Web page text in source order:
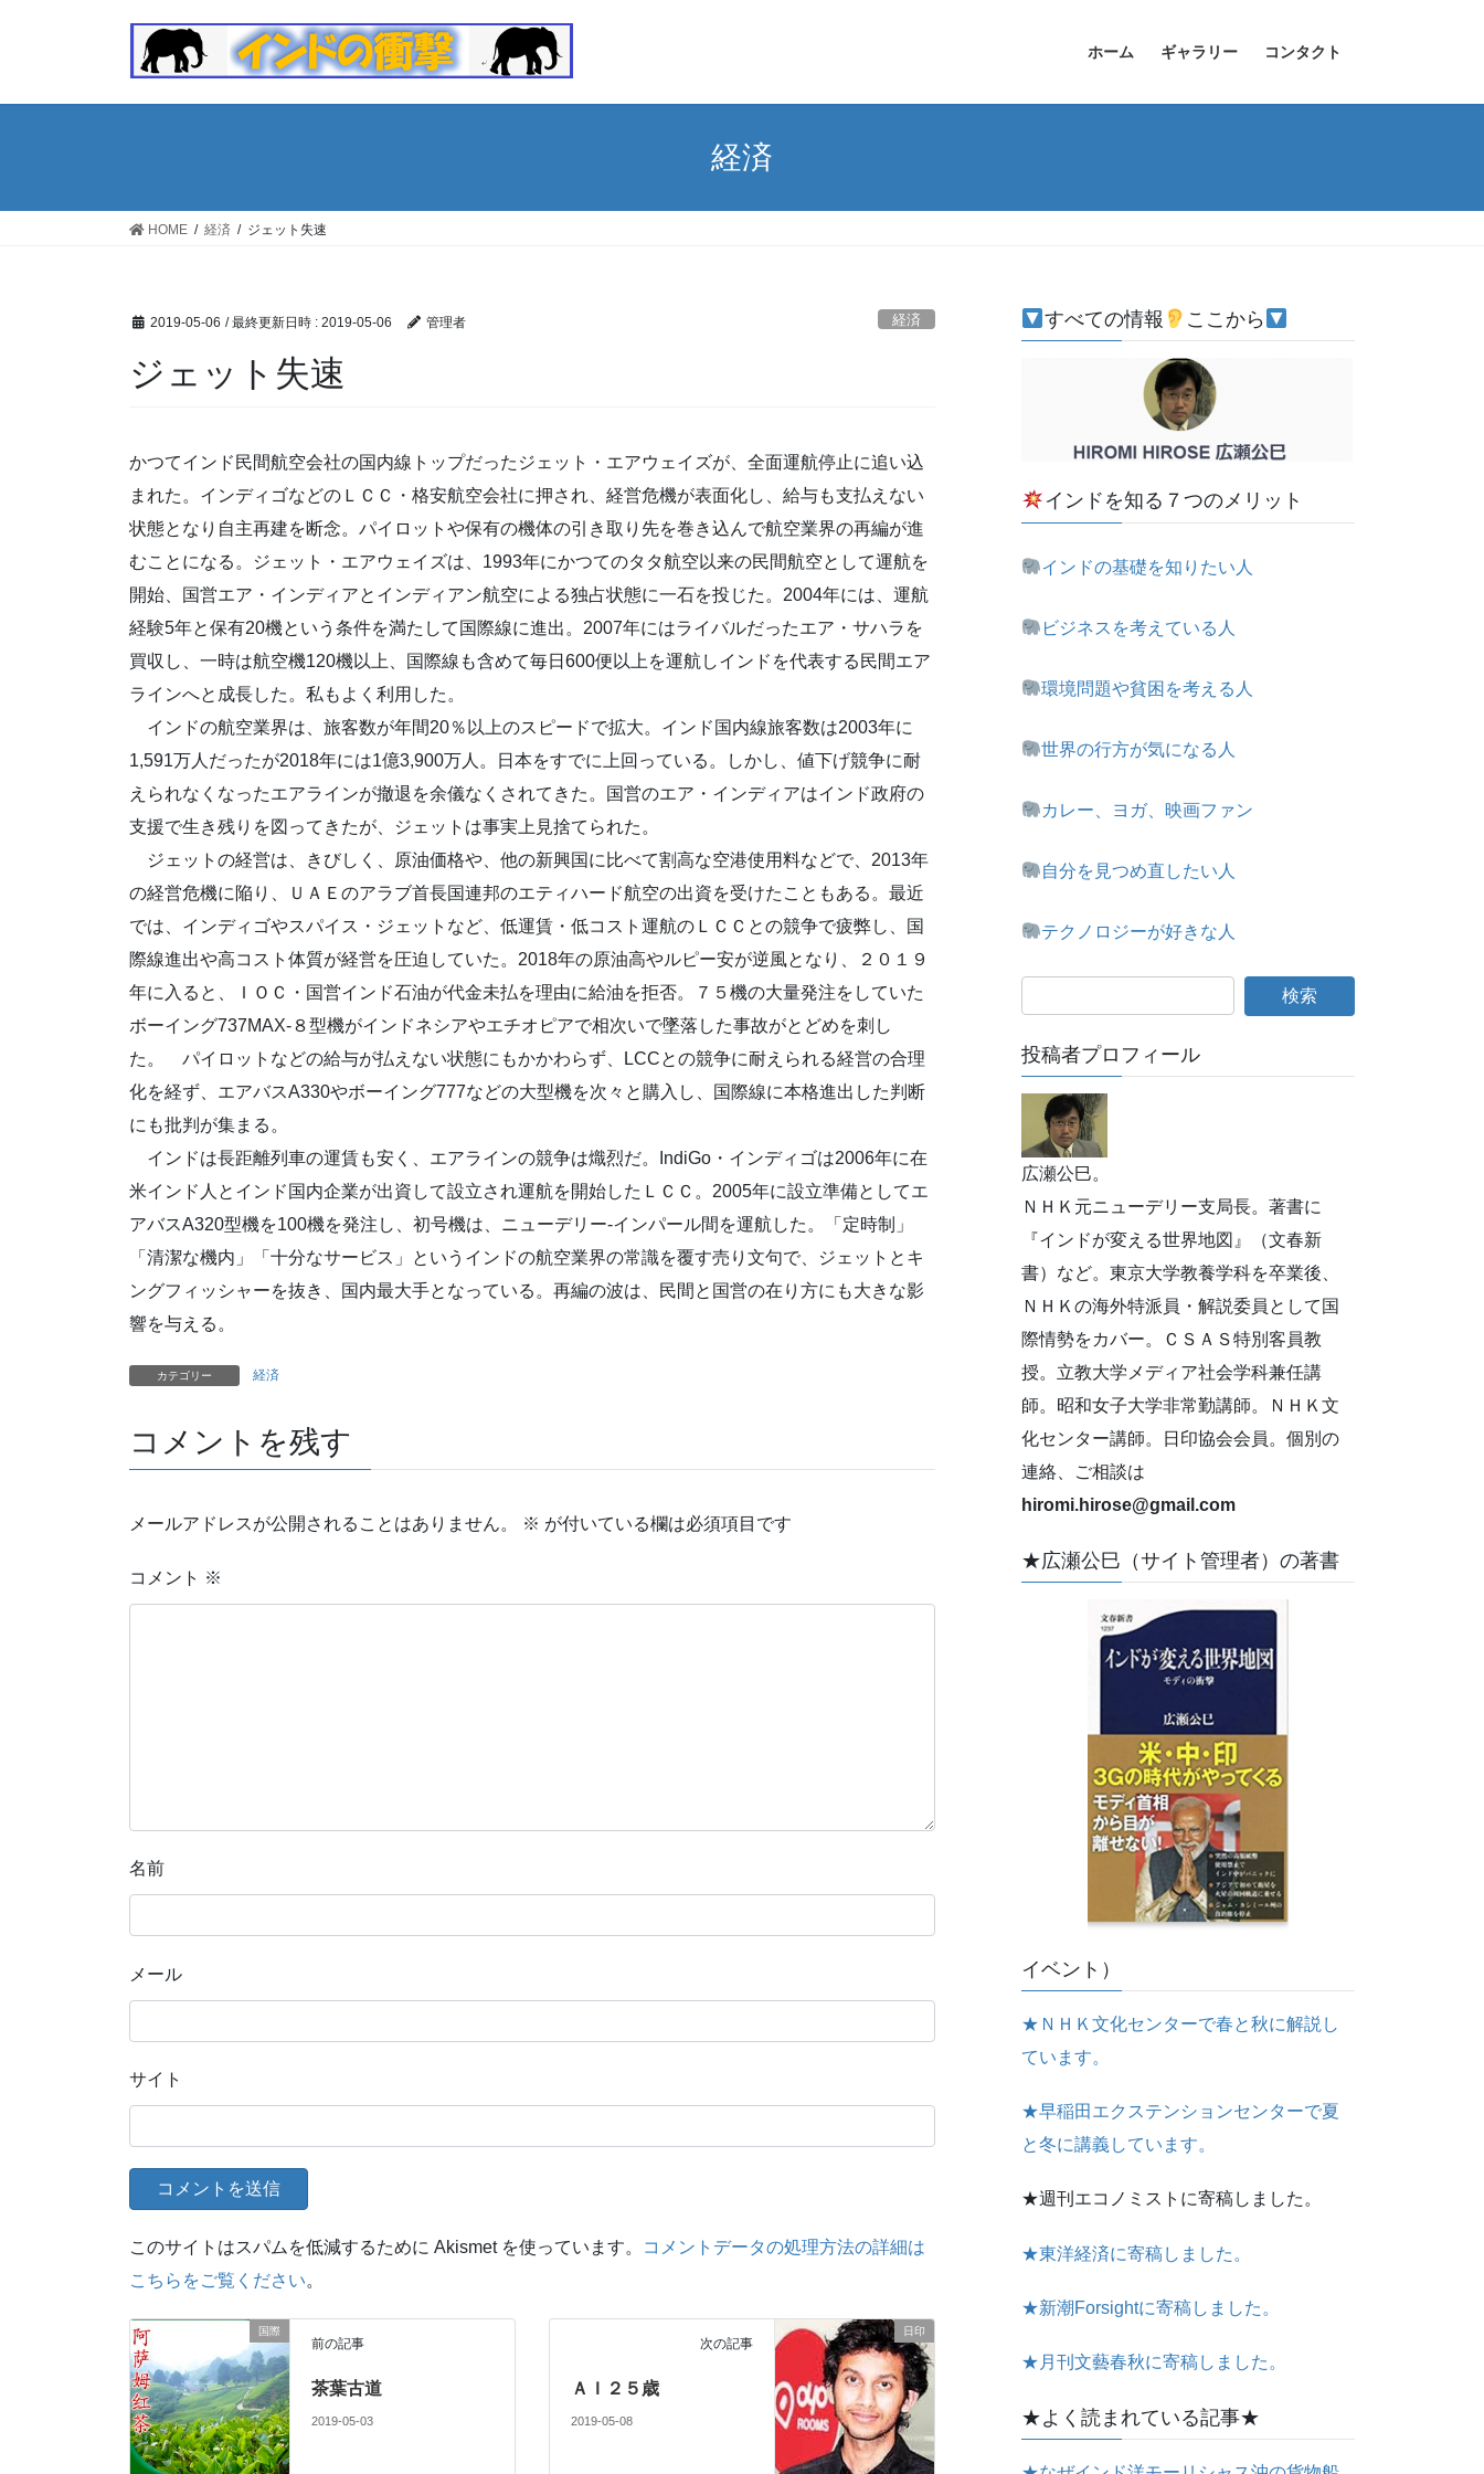
ホーム ギャラリー コンタクト
経済
HOME 経済 ジェット失速
2019-05-06 / 最終更新日時 : 2019-05-06 管理者 経済
ジェット失速
かつてインド民間航空会社の国内線トップだったジェット・エアウェイズが、全面運航停止に追い込
まれた。インディゴなどのＬＣＣ・格安航空会社に押され、経営危機が表面化し、給与も支払えない
状態となり自主再建を断念。パイロットや保有の機体の引き取り先を巻き込んで航空業界の再編が進
むことになる。ジェット・エアウェイズは、1993年にかつてのタタ航空以来の民間航空として運航を
開始、国営エア・インディアとインディアン航空による独占状態に一石を投じた。2004年には、運航
経験5年と保有20機という条件を満たして国際線に進出。2007年にはライバルだったエア・サハラを
買収し、一時は航空機120機以上、国際線も含めて毎日600便以上を運航しインドを代表する民間エア
ラインへと成長した。私もよく利用した。
インドの航空業界は、旅客数が年間20％以上のスピードで拡大。インド国内線旅客数は2003年に
1,591万人だったが2018年には1億3,900万人。日本をすでに上回っている。しかし、値下げ競争に耐
えられなくなったエアラインが撤退を余儀なくされてきた。国営のエア・インディアはインド政府の
支援で生き残りを図ってきたが、ジェットは事実上見捨てられた。
ジェットの経営は、きびしく、原油価格や、他の新興国に比べて割高な空港使用料などで、2013年
の経営危機に陥り、ＵＡＥのアラブ首長国連邦のエティハード航空の出資を受けたこともある。最近
では、インディゴやスパイス・ジェットなど、低運賃・低コスト運航のＬＣＣとの競争で疲弊し、国
際線進出や高コスト体質が経営を圧迫していた。2018年の原油高やルピー安が逆風となり、２０１９
年に入ると、ＩＯＣ・国営インド石油が代金未払を理由に給油を拒否。７５機の大量発注をしていた
ボーイング737MAX-８型機がインドネシアやエチオピアで相次いで墜落した事故がとどめを刺し
た。 パイロットなどの給与が払えない状態にもかかわらず、LCCとの競争に耐えられる経営の合理
化を経ず、エアバスA330やボーイング777などの大型機を次々と購入し、国際線に本格進出した判断
にも批判が集まる。
インドは長距離列車の運賃も安く、エアラインの競争は熾烈だ。IndiGo・インディゴは2006年に在
米インド人とインド国内企業が出資して設立され運航を開始したＬＣＣ。2005年に設立準備としてエ
アバスA320型機を100機を発注し、初号機は、ニューデリー-インパール間を運航した。「定時制」
「清潔な機内」「十分なサービス」というインドの航空業界の常識を覆す売り文句で、ジェットとキ
ングフィッシャーを抜き、国内最大手となっている。再編の波は、民間と国営の在り方にも大きな影
響を与える。
カテゴリー 経済
コメントを残す
メールアドレスが公開されることはありません。 ※ が付いている欄は必須項目です
コメント ※
名前
メール
サイト
このサイトはスパムを低減するために Akismet を使っています。
コメントデータの処理方法の詳細は
こちらをご覧ください。
国際
前の記事
茶葉古道
2019-05-03
日印
次の記事
ＡＩ２５歳
2019-05-08
すべての情報 ここから
インドを知る７つのメリット
インドの基礎を知りたい人
ビジネスを考えている人
環境問題や貧困を考える人
世界の行方が気になる人
カレー、ヨガ、映画ファン
自分を見つめ直したい人
テクノロジーが好きな人
投稿者プロフィール
広瀬公巳。
ＮＨＫ元ニューデリー支局長。著書に
『インドが変える世界地図』（文春新
書）など。東京大学教養学科を卒業後、
ＮＨＫの海外特派員・解説委員として国
際情勢をカバー。ＣＳＡＳ特別客員教
授。立教大学メディア社会学科兼任講
師。昭和女子大学非常勤講師。ＮＨＫ文
化センター講師。日印協会会員。個別の
連絡、ご相談は
hiromi.hirose@gmail.com
★広瀬公巳（サイト管理者）の著書
イベント）
★ＮＨＫ文化センターで春と秋に解説し
ています。
★早稲田エクステンションセンターで夏
と冬に講義しています。
★週刊エコノミストに寄稿しました。
★東洋経済に寄稿しました。
★新潮Forsightに寄稿しました。
★月刊文藝春秋に寄稿しました。
★よく読まれている記事★